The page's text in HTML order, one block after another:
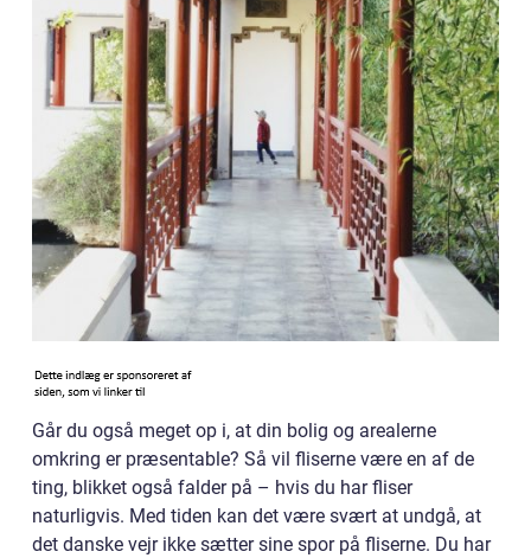
Går du også meget op i, at din bolig og arealerne
omkring er præsentable? Så vil fliserne være en af de
ting, blikket også falder på – hvis du har fliser
naturligvis. Med tiden kan det være svært at undgå, at
det danske vejr ikke sætter sine spor på fliserne. Du har